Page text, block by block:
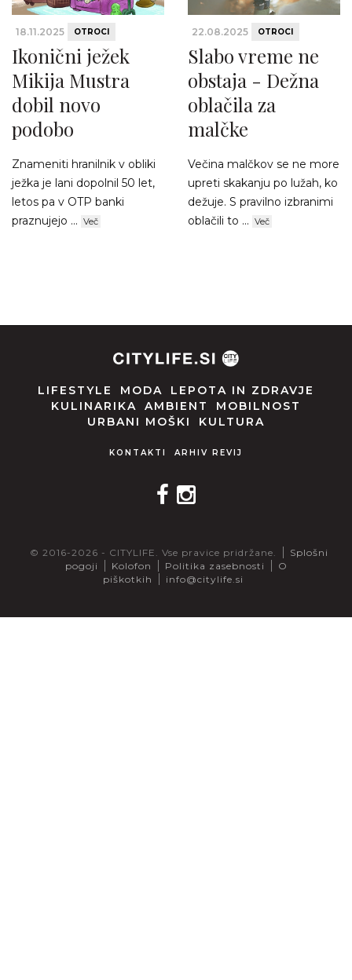
18.11.2025 OTROCI
Ikonični ježek
Mikija Mustra
dobil novo
podobo
Znameniti hranilnik v obliki
ježka je lani dopolnil 50 let,
letos pa v OTP banki
praznujejo ... Več
22.08.2025 OTROCI
Slabo vreme ne
obstaja - Dežna
oblačila za
malčke
Večina malčkov se ne more
upreti skakanju po lužah, ko
dežuje. S pravilno izbranimi
oblačili to ... Več
LIFESTYLE MODA
LEPOTA IN ZDRAVJE
KULINARIKA
AMBIENT
MOBILNOST
URBANI MOŠKI
KULTURA
KONTAKTI ARHIV REVIJ
© 2016-2026 - CITYLIFE. Vse pravice pridržane.
Splošni
pogoji
Kolofon Politika zasebnosti
O
piškotkih
info@citylife.si